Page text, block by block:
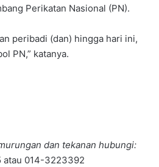
Perikatan Nasional (PN).
peribadi (dan) hingga hari ini,
PN,” katanya.
dan tekanan hubungi:
atau 014-3223392